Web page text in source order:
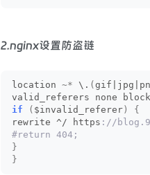
2.nginx设置防盗链
location ~* \. (
valid_referers none
if
( $invalid_referer )
{
rewrite ^/ https ://
#return 404;
}
}